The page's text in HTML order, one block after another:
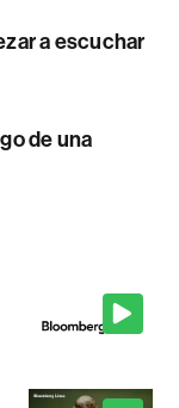
a escuchar
de una